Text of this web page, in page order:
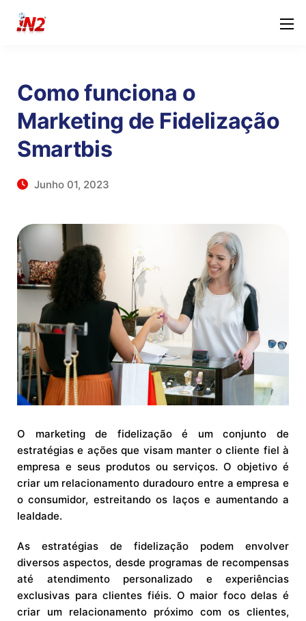
Como funciona o
Marketing de Fidelização
Smartbis
Junho 01, 2023
O marketing de fidelização é um conjunto de
estratégias e ações que visam manter o cliente fiel à
empresa e seus produtos ou serviços. O objetivo é
criar um relacionamento duradouro entre a empresa e
o consumidor, estreitando os laços e aumentando a
lealdade.
As estratégias de fidelização podem envolver
diversos aspectos, desde programas de recompensas
até atendimento personalizado e experiências
exclusivas para clientes fiéis. O maior foco delas é
criar um relacionamento próximo com os clientes,